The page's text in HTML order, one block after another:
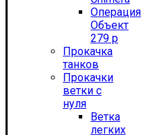
Операция
Объект
279 р
Прокачка
танков
Прокачки
ветки с
нуля
Ветка
легких